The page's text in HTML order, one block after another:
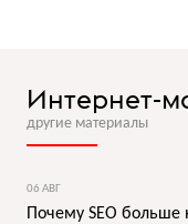
Интернет-
другие материалы
06 АВГ
Почему SEO больше